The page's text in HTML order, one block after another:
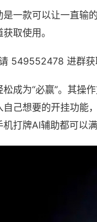
一款可以让一直输
取使用。
549552478 进群获
成为“必赢”。其操
己想要的开挂功能
打牌AI辅助都可以满